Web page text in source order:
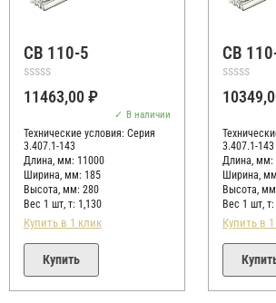
СВ 110-5
Оценка
0
11463,00₽
В наличии
Технические условия: Серия
3.407.1-143
Длина, мм: 11000
Ширина, мм: 185
Высота, мм: 280
Вес 1 шт, т: 1,130
Купить в 1 клик
Купить
СВ
Оценка
0
3.407.1-143
Длина, мм:
Ширина,
Высота,
Вес 1 шт, т:
Купить в